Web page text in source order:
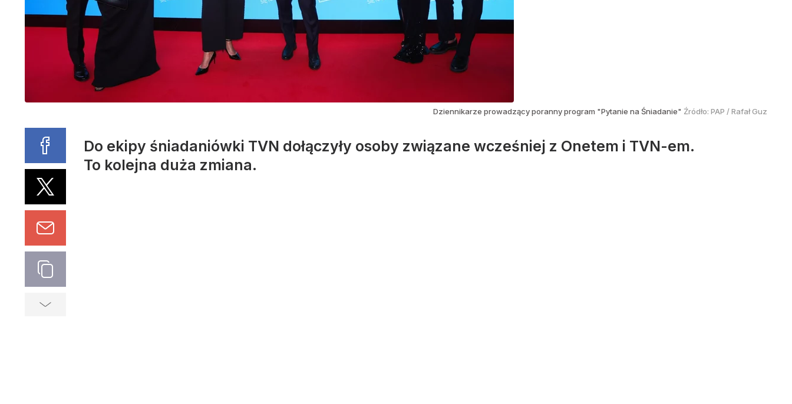
Dziennikarze prowadzący poranny program "Pytanie na Śniadanie" Źródło: PAP /Rafał Guz
Do ekipy śniadaniówki TVN dołączyły osoby związane wcześniej z Onetem i TVN-em.
To kolejna duża zmiana.